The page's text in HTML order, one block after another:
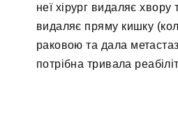
неї хірург видаляє
видаляє пряму кишку
раковою та дала
потрібна тривала